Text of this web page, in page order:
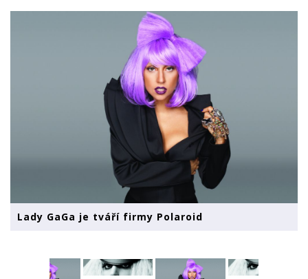
Lady GaGa je tváří firmy Polaroid